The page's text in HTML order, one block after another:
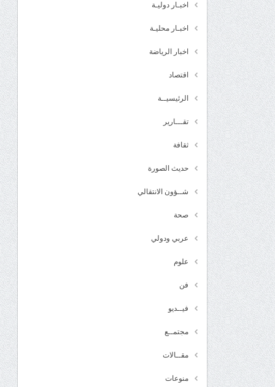
اخبـار دوليـة
اخبـار محليـة
اخبار الرياضة
اقتصاد
الرئيسيــة
تقـــارير
ثقافة
حديث الصورة
شــؤون الانتقالي
صحة
عربي ودولي
علوم
فن
فيــديو
مجتمــع
مقــالات
منوعات